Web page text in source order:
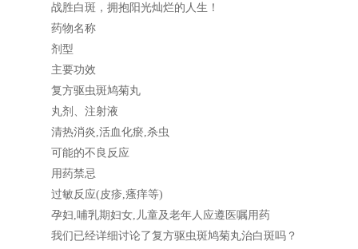
战胜白斑，拥抱阳光灿烂的人生！
药物名称
剂型
主要功效
复方驱虫斑鸠菊丸
丸剂、注射液
清热消炎,活血化瘀,杀虫
可能的不良反应
用药禁忌
过敏反应(皮疹,瘙痒等)
孕妇,哺乳期妇女,儿童及老年人应遵医嘱用药
我们已经详细讨论了复方驱虫斑鸠菊丸治白斑吗？